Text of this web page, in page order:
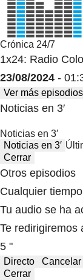
Crónica 24/7
1x24: Radio
23/08/2024 -
Ver más episodios
Noticias en 3′
Noticias en 3′
Noticias en 3′
Cerrar
Otros episodios
Cualquier
Tu audio se ha
Te redirigiremos
5 "
Directo
Cancelar
Cerrar